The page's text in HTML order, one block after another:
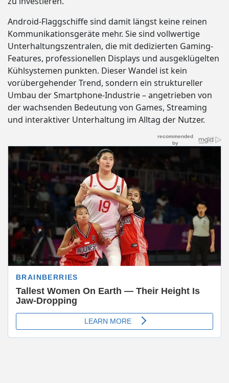
Android-Flaggschiffe sind damit längst keine reinen
Kommunikationsgeräte mehr. Sie sind vollwertige
Unterhaltungszentralen, die mit dedizierten Gaming-
Features, professionellen Displays und ausgeklügelten
Kühlsystemen punkten. Dieser Wandel ist kein
vorübergehender Trend, sondern ein struktureller
Umbau der Smartphone-Industrie – angetrieben von
der wachsenden Bedeutung von Games, Streaming
und interaktiver Unterhaltung im Alltag der Nutzer.